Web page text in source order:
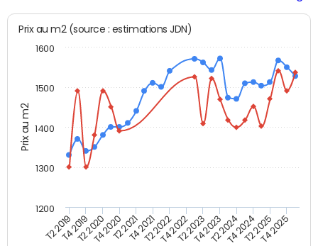
Prix au m2
Prix au m2 (source : estimations JDN)
T2 2019T4 2019T2 2020T4 2020T2 2021T4 2021T2 2022T4 2022T2 2023T4 2023T2 2024T4 2024T2 2025T4 2025
1200
1300
1400
1500
1600